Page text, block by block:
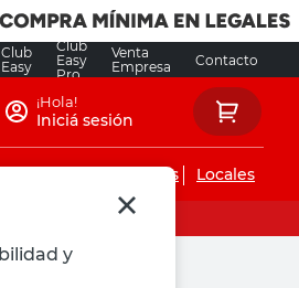
Club
Easy
Club
Easy
Pro
Venta
Empresa
Contacto
y
¡Hola!
Iniciá sesión
de instalaciones Locales